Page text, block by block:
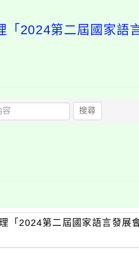
2024第二屆國家語
搜尋
「2024第二屆國家語言發展